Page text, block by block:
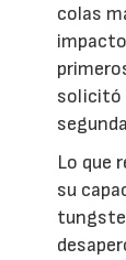
colas
solicitó
Lo que
su